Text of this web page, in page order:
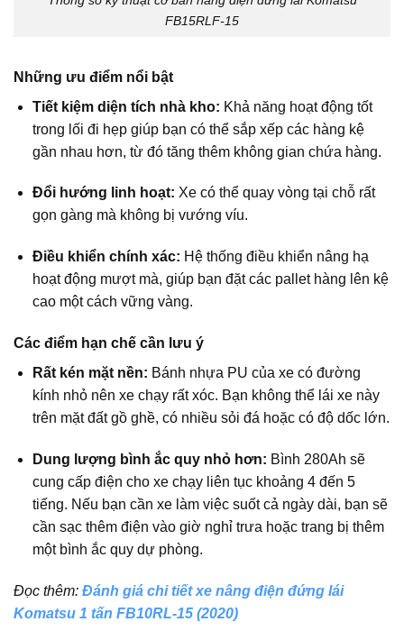
FB15RLF-15
Những ưu điểm nổi bật
Tiết kiệm diện tích nhà kho: Khả năng hoạt động tốt
trong lối đi hẹp giúp bạn có thể sắp xếp các hàng kệ
gần nhau hơn, từ đó tăng thêm không gian chứa hàng.
Đổi hướng linh hoạt: Xe có thể quay vòng tại chỗ rất
gọn gàng mà không bị vướng víu.
Điều khiển chính xác: Hệ thống điều khiển nâng hạ
hoạt động mượt mà, giúp bạn đặt các pallet hàng lên kệ
cao một cách vững vàng.
Các điểm hạn chế cần lưu ý
Rất kén mặt nền: Bánh nhựa PU của xe có đường
kính nhỏ nên xe chạy rất xóc. Bạn không thể lái xe này
trên mặt đất gồ ghề, có nhiều sỏi đá hoặc có độ dốc lớn.
Dung lượng bình ắc quy nhỏ hơn: Bình 280Ah sẽ
cung cấp điện cho xe chạy liên tục khoảng 4 đến 5
tiếng. Nếu bạn cần xe làm việc suốt cả ngày dài, bạn sẽ
cần sạc thêm điện vào giờ nghỉ trưa hoặc trang bị thêm
một bình ắc quy dự phòng.
Đọc thêm: Đánh giá chi tiết xe nâng điện đứng lái
Komatsu 1 tấn FB10RL-15 (2020)